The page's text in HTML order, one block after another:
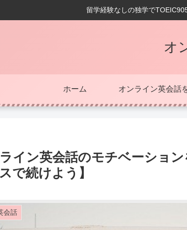
留学経験なしの独学で
オ
ホーム オンライン英会話
イン英会話のモチベーショ
で続けよう】
会話